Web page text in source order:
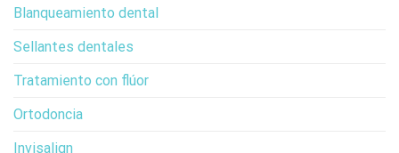
Blanqueamiento dental
Sellantes dentales
Tratamiento con flúor
Ortodoncia
Invisalign